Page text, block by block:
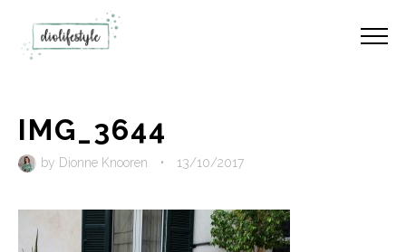
IMG_3644
by Dionne Knooren • 13/10/2017